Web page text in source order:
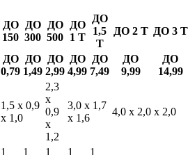
ДО
150
ДО
300
ДО
500
ДО
1 Т
ДО
1,5
Т
ДО 2 Т ДО 3 Т
ДО
0,79
ДО
1,49
ДО
2,99
ДО
4,99
ДО
7,49
ДО
9,99
ДО
14,99
1,5 х 0,9
х 1,0
2,3
х
0,9
х
1,2
3,0 х 1,7
х 1,6
4,0 х 2,0 х 2,0
1
1
1
1
1